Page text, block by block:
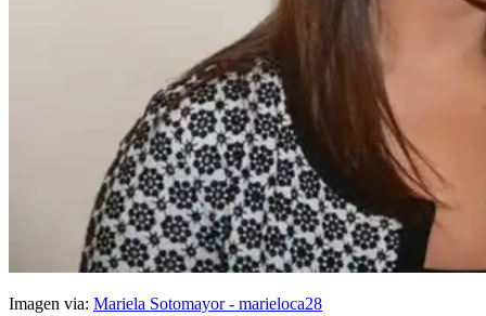
Imagen via: Mariela Sotomayor - marieloca28